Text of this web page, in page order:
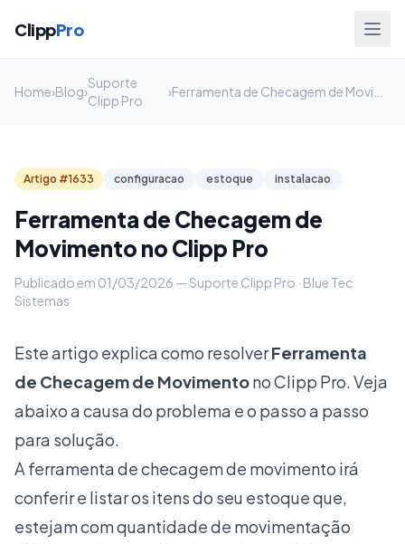
ClippPro
Home›Blog›
Suporte
Clipp Pro
›
Artigo #1633 configuracao estoque instalacao
Ferramenta de Checagem de
Movimento no Clipp Pro
Publicado em 01/03/2026 — Suporte Clipp Pro · Blue Tec
Sistemas
Este artigo explica como resolverFerramenta
de Checagem de Movimentono Clipp Pro. Veja
abaixo a causa do problema e o passo a passo
para solução.
A ferramenta de checagem de movimento irá
conferir e listar os itens do seu estoque que,
estejam com quantidade de movimentação